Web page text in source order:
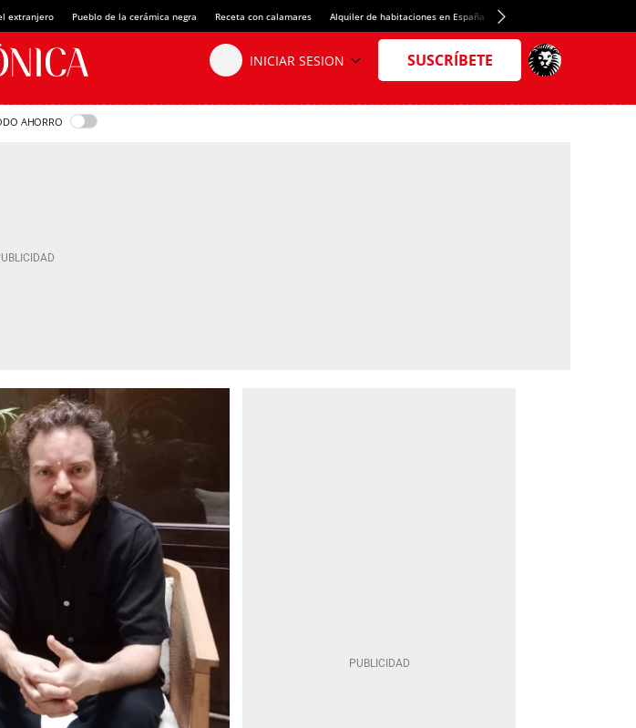
extranjero Pueblo de la cerámica negra Receta con calamares Alquiler de habitaciones en España Crédito del Spotify Camp Nou
AHORRO